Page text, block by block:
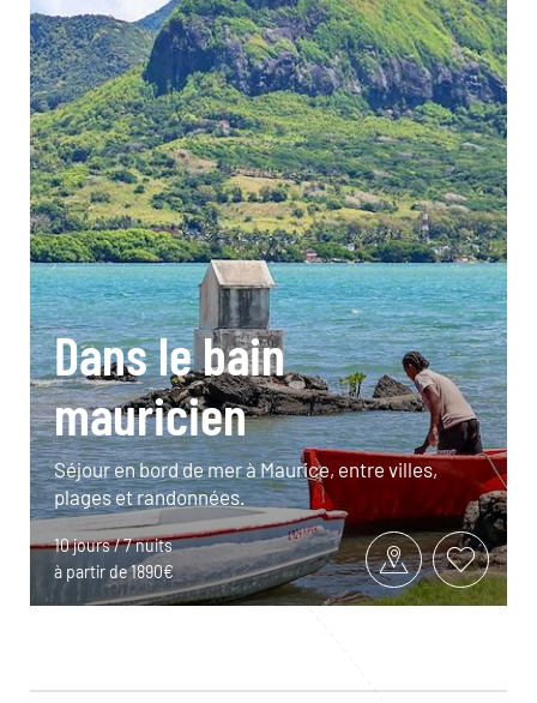
Dans le bain
mauricien
Séjour en bord de mer à Maurice, entre villes,
plages et randonnées.
10 jours / 7 nuits
à partir de 1890€